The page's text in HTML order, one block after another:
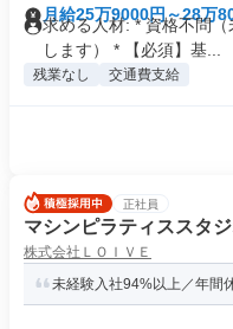
月給25万9000円～28万
求める人材: * 資格不問
します） * 【必須】基...
残業なし 交通費支給
正社員
マシンピラティススタ
株式会社ＬＯＩＶＥ
未経験入社94%以上／年間